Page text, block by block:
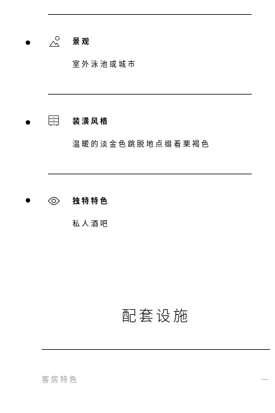
景观
室外泳池或城市
装潢风格
温暖的淡金色跳脱地点缀着栗褐色
独特特色
私人酒吧
配套设施
客房特色